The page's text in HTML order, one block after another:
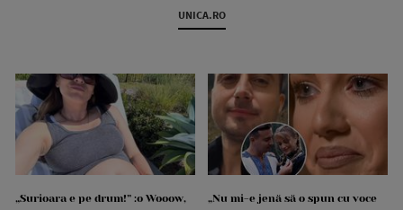
UNICA.RO
„Surioara e pe drum!” :o Wooow,
„Nu mi-e jenă să o spun cu voce